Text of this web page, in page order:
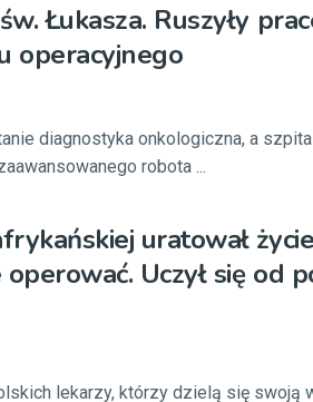
Łukasza. Ruszyły
operacyjnego
diagnostyka onkologiczna, a
robota ...
uratował życie
Uczył się od
lekarzy, którzy dzielą się swoją